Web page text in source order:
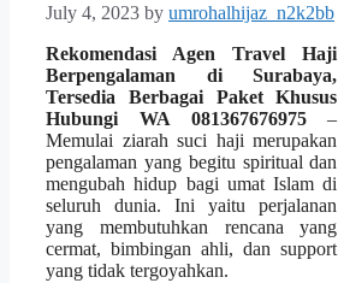
July 4, 2023 by umrohalhijaz_n2k2bb
Rekomendasi Agen Travel Haji
Berpengalaman di Surabaya,
Tersedia Berbagai Paket Khusus
Hubungi WA 081367676975–
Memulai ziarah suci haji merupakan
pengalaman yang begitu spiritual dan
mengubah hidup bagi umat Islam di
seluruh dunia. Ini yaitu perjalanan
yang membutuhkan rencana yang
cermat, bimbingan ahli, dan support
yang tidak tergoyahkan.